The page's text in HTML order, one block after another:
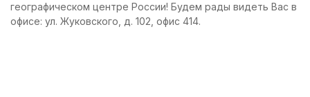
географическом центре России! Будем рады видеть Вас в
офисе: ул. Жуковского, д. 102, офис 414.